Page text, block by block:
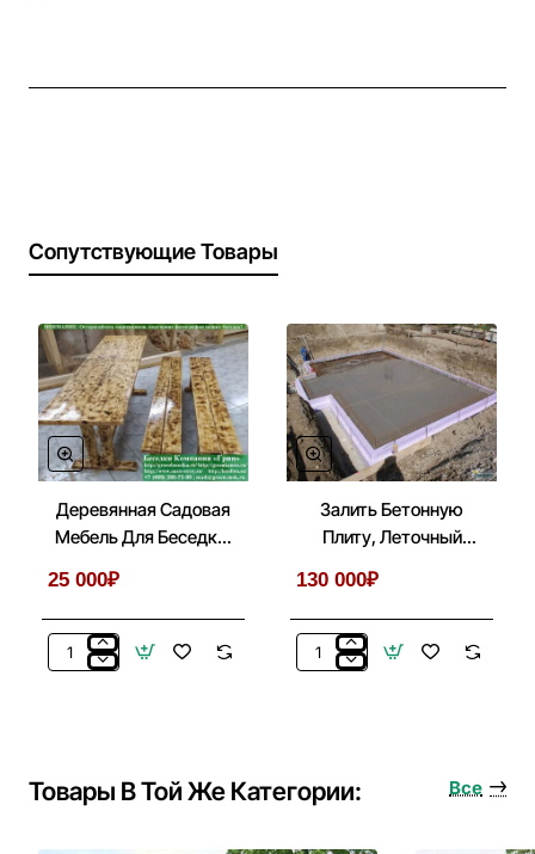
Сопутствующие Товары
Деревянная Садовая
Мебель Для Беседки,
25 000₽
Деревянная
Кухни
Залить Бетонную
Плиту, Леточный
Беседку, Дом
130 000₽
Залить
Беседку,
Товары В Той Же Категории: Все